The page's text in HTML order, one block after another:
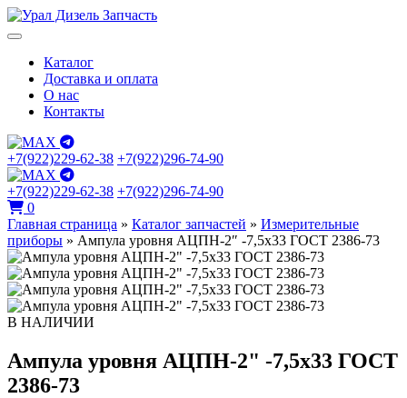
Каталог
Доставка и оплата
О нас
Контакты
+7(922)229-62-38 +7(922)296-74-90
+7(922)229-62-38 +7(922)296-74-90
0
Главная страница » Каталог запчастей » Измерительные
приборы » Ампула уровня АЦПН-2″ -7,5х33 ГОСТ 2386-73
В НАЛИЧИИ
Ампула уровня АЦПН-2" -7,5х33 ГОСТ
2386-73